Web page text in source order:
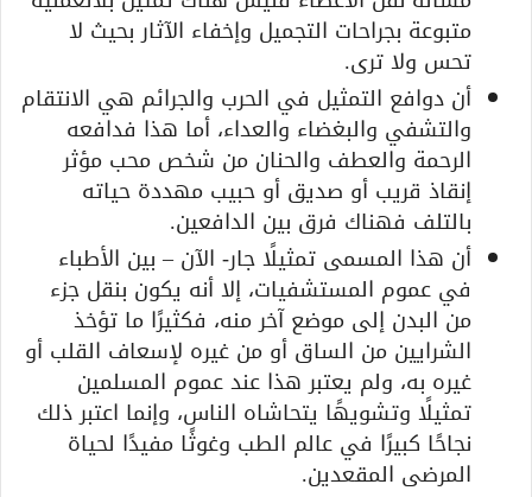
متبوعة بجراحات التجميل وإخفاء الآثار بحيث لا
تحس ولا ترى.
أن دوافع التمثيل في الحرب والجرائم هي الانتقام
والتشفي والبغضاء والعداء، أما هذا فدافعه
الرحمة والعطف والحنان من شخص محب مؤثر
إنقاذ قريب أو صديق أو حبيب مهددة حياته
بالتلف فهناك فرق بين الدافعين.
أن هذا المسمى تمثيلًا جار- الآن – بين الأطباء
في عموم المستشفيات، إلا أنه يكون بنقل جزء
من البدن إلى موضع آخر منه، فكثيرًا ما تؤخذ
الشرايين من الساق أو من غيره لإسعاف القلب أو
غيره به، ولم يعتبر هذا عند عموم المسلمين
تمثيلًا وتشويهًا يتحاشاه الناس، وإنما اعتبر ذلك
نجاحًا كبيرًا في عالم الطب وغوثًا مفيدًا لحياة
المرضى المقعدين.